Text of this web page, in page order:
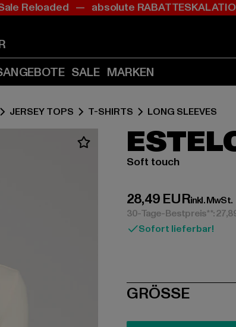
Zum
(Enter
drücken)
Zum
(Enter
drücken)
Reloaded — absolute
SALE MARKEN
JERSEY TOPS T-SHIRTS LONG SLEEVES
Soft touch
28,49 EUR
Derzeitiger Preis:
inkl. MwSt.
30-Tage-Bestpreis**:
Sofort lieferbar!
SIZE
GRÖSSE